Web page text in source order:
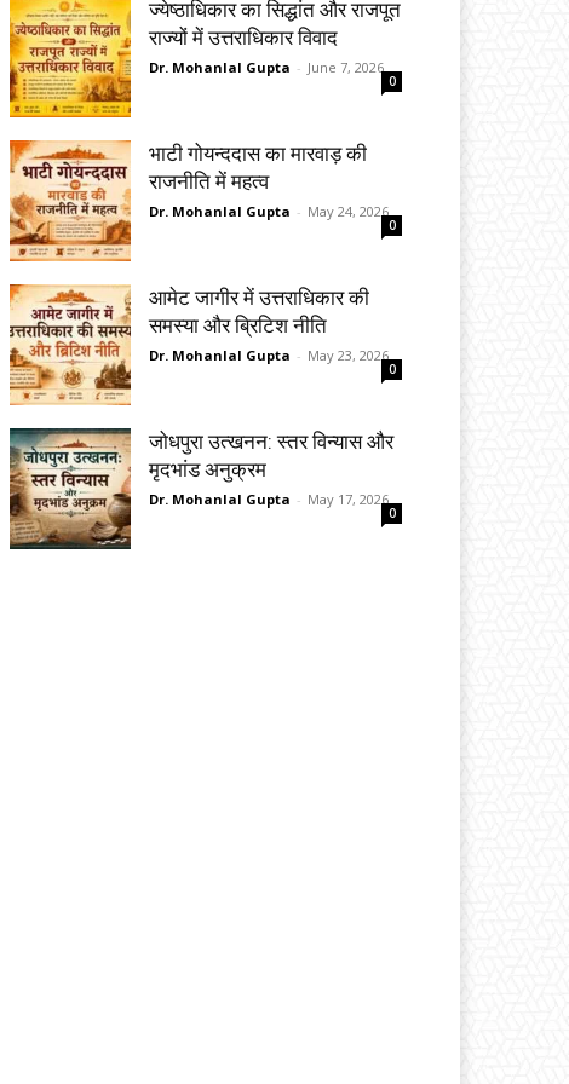
ज्येष्ठाधिकार का सिद्धांत और राजपूत
राज्यों में उत्तराधिकार विवाद
Dr. Mohanlal Gupta - June 7, 2026
0
भाटी गोयन्ददास का मारवाड़ की
राजनीति में महत्व
Dr. Mohanlal Gupta - May 24, 2026
0
आमेट जागीर में उत्तराधिकार की
समस्या और ब्रिटिश नीति
Dr. Mohanlal Gupta - May 23, 2026
0
जोधपुरा उत्खनन: स्तर विन्यास और
मृदभांड अनुक्रम
Dr. Mohanlal Gupta - May 17, 2026
0